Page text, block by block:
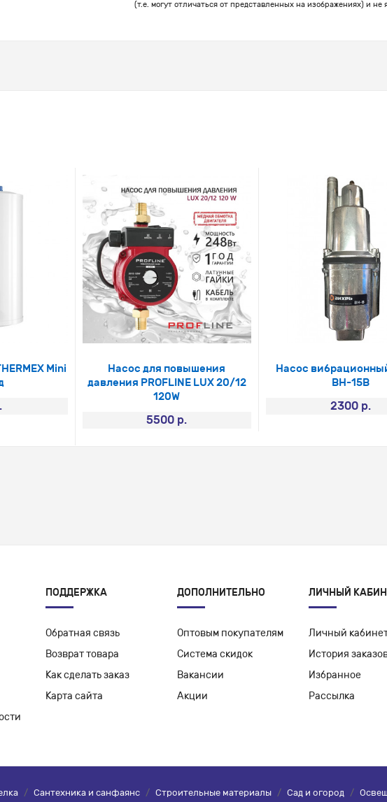
(т.е. могут отличаться от представленных на изображениях) и
Mini
Насос для повышения
давления PROFLINE LUX 20/12
120W
5500 р.
Насос
ВН-15В
2300 р.
ПОДДЕРЖКА
Обратная связь
Возврат товара
Как сделать заказ
Карта сайта
ДОПОЛНИТЕЛЬНО
Оптовым покупателям
Система скидок
Вакансии
Акции
ЛИЧНЫЙ
Личный
История
Избранное
Рассылка
/ Сантехника и санфаянс / Строительные материалы / Сад и огород /